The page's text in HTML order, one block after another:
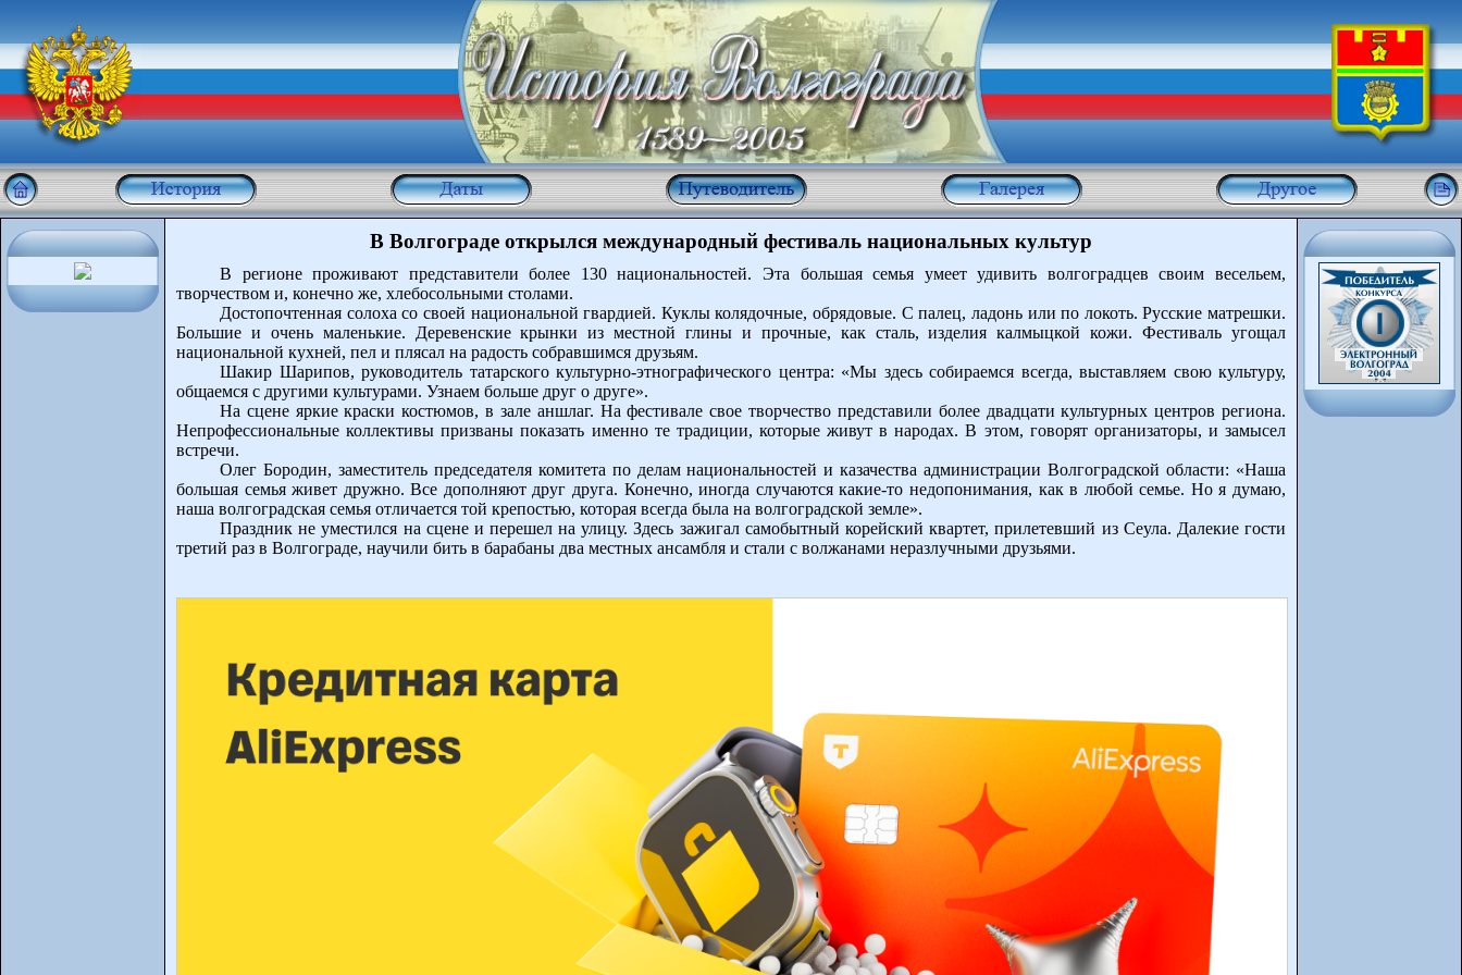
В Волгограде открылся международный фестиваль национальных культур
В регионе проживают представители более 130 национальностей. Эта большая семья умеет удивить волгоградцев своим весельем,
творчеством и, конечно же, хлебосольными столами.
Достопочтенная солоха со своей национальной гвардией. Куклы колядочные, обрядовые. С палец, ладонь или по локоть. Русские матрешки.
Большие и очень маленькие. Деревенские крынки из местной глины и прочные, как сталь, изделия калмыцкой кожи. Фестиваль угощал
национальной кухней, пел и плясал на радость собравшимся друзьям.
Шакир Шарипов, руководитель татарского культурно-этнографического центра: «Мы здесь собираемся всегда, выставляем свою культуру,
общаемся с другими культурами. Узнаем больше друг о друге».
На сцене яркие краски костюмов, в зале аншлаг. На фестивале свое творчество представили более двадцати культурных центров региона.
Непрофессиональные коллективы призваны показать именно те традиции, которые живут в народах. В этом, говорят организаторы, и замысел
встречи.
Олег Бородин, заместитель председателя комитета по делам национальностей и казачества администрации Волгоградской области: «Наша
большая семья живет дружно. Все дополняют друг друга. Конечно, иногда случаются какие-то недопонимания, как в любой семье. Но я думаю,
наша волгоградская семья отличается той крепостью, которая всегда была на волгоградской земле».
Праздник не уместился на сцене и перешел на улицу. Здесь зажигал самобытный корейский квартет, прилетевший из Сеула. Далекие гости
третий раз в Волгограде, научили бить в барабаны два местных ансамбля и стали с волжанами неразлучными друзьями.